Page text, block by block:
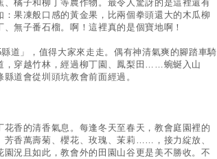
、橘子和柳丁等農作物。最令人驚訝的是這裡還有
：果凍般口感的黃金果，比兩個拳頭還大的木瓜柳
無子番石榴。啊！這裡真的是個寶地啊！
道」，值得大家來走走。偶有神清氣爽的腳踏車騎
，穿越竹林，經過柳丁園、鳳梨田……蜿蜒入山
道會從圳頭坑教會前面經過。
花香的清香氣息。每逢冬天至春天，教會庭園裡的
芳香萬壽菊、櫻花、玫瑰、茉莉……，接力綻放、
園況且如此，教會外的田園山谷更是美不勝收。不